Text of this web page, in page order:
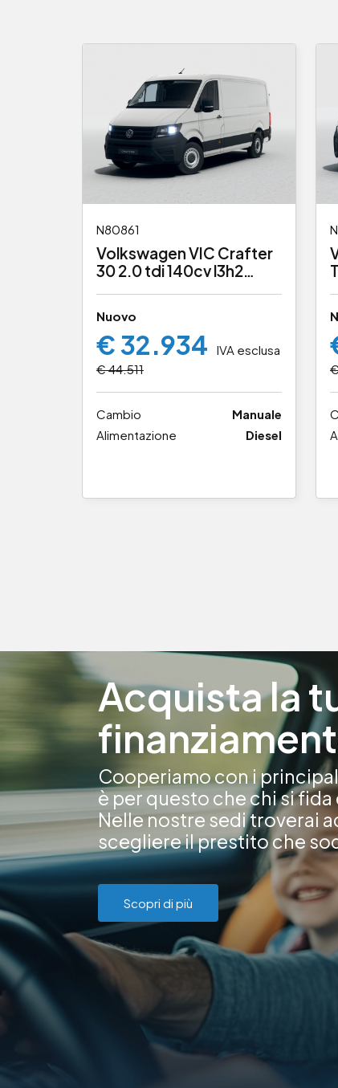
N80861
Volkswagen VIC Crafter
30 2.0 tdi 140cv l3h2
Nuovo
€ 32.934
IVA esclusa
€ 44.511
Cambio
Manuale
Alimentazione
Diesel
Acquista la
Cooperiamo con i
è per questo che chi si
Nelle nostre sedi troverai
scegliere il prestito che
Scopri di più